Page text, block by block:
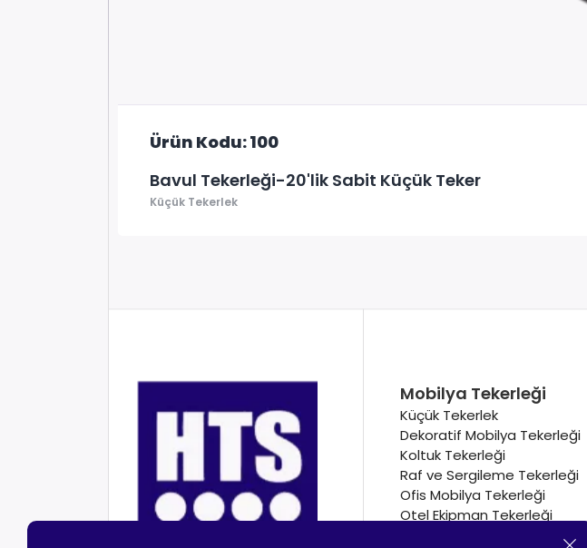
Ürün Kodu: 100
Bavul Tekerleği-20'lik Sabit Küçük Teker
Küçük Tekerlek
Mobilya Tekerleği
Küçük Tekerlek
Dekoratif Mobilya Tekerleği
Koltuk Tekerleği
Raf ve Sergileme Tekerleği
Ofis Mobilya Tekerleği
Otel Ekipman Tekerleği